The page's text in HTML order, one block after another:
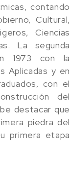
contando
Cultural,
Ciencias
La segunda
1973 con la
Aplicadas y en
con el
del
destacar que
piedra del
primera etapa